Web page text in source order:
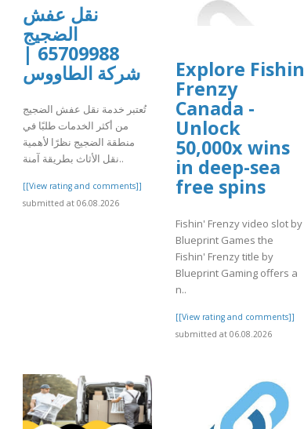
نقل عفش
الضجيج
65709988 |
شركة الطاووس
تُعتبر خدمة نقل عفش الضجيج
من أكثر الخدمات طلبًا في
منطقة الضجيج نظرًا لأهمية
نقل الأثاث بطريقة آمنة..
[[View rating and comments]]
submitted at 06.08.2026
Explore Fishin
Frenzy
Canada -
Unlock
50,000x wins
in deep-sea
free spins
Fishin' Frenzy video slot by
Blueprint Games the
Fishin' Frenzy title by
Blueprint Gaming offers a
n..
[[View rating and comments]]
submitted at 06.08.2026